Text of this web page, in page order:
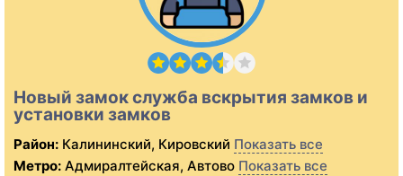
Новый замок служба вскрытия замков и
установки замков
Район: Калининский, Кировский Показать все
Метро: Адмиралтейская, Автово Показать все